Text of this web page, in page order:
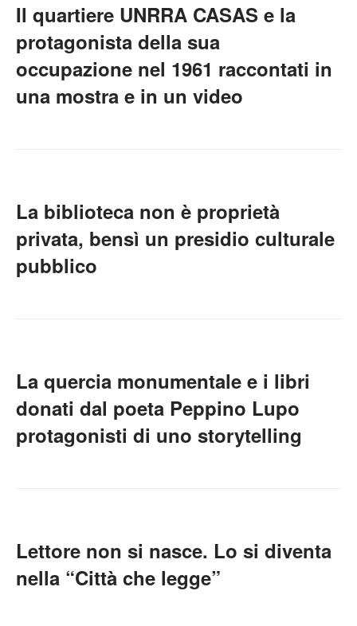
Il quartiere UNRRA CASAS e la
protagonista della sua
occupazione nel 1961 raccontati in
una mostra e in un video
La biblioteca non è proprietà
privata, bensì un presidio culturale
pubblico
La quercia monumentale e i libri
donati dal poeta Peppino Lupo
protagonisti di uno storytelling
Lettore non si nasce. Lo si diventa
nella “Città che legge”